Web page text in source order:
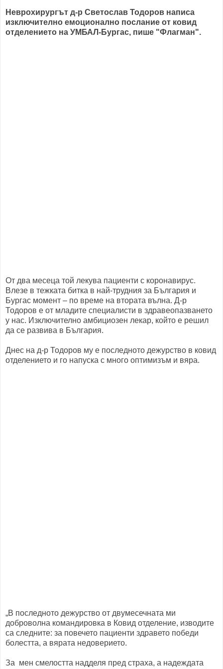
Неврохирургът д-р Светослав Тодоров написа
изключително емоционално послание от ковид
отделението на УМБАЛ-Бургас, пише "Флагман".
От два месеца той лекува пациенти с коронавирус.
Влезе в тежката битка в най-трудния за България и
Бургас момент – по време на втората вълна. Д-р
Тодоров е от младите специалисти в здравеопазването
у нас. Изключително амбициозен лекар, който е решил
да се развива в България.
Днес на д-р Тодоров му е последното дежурство в ковид
отделението и го напуска с много оптимизъм и вяра.
„В последното дежурство от двумесечната ми
доброволна командировка в Ковид отделение, изводите
са следните: за повечето пациенти здравето победи
болестта, а вярата недоверието.
За мен смелостта надделя пред страха, а надеждата